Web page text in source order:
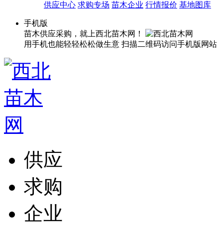
供应中心 求购专场 苗木企业 行情报价 基地图库
手机版
苗木供应采购，就上西北苗木网！
用手机也能轻轻松松做生意 扫描二维码访问手机版网站
供应
求购
企业